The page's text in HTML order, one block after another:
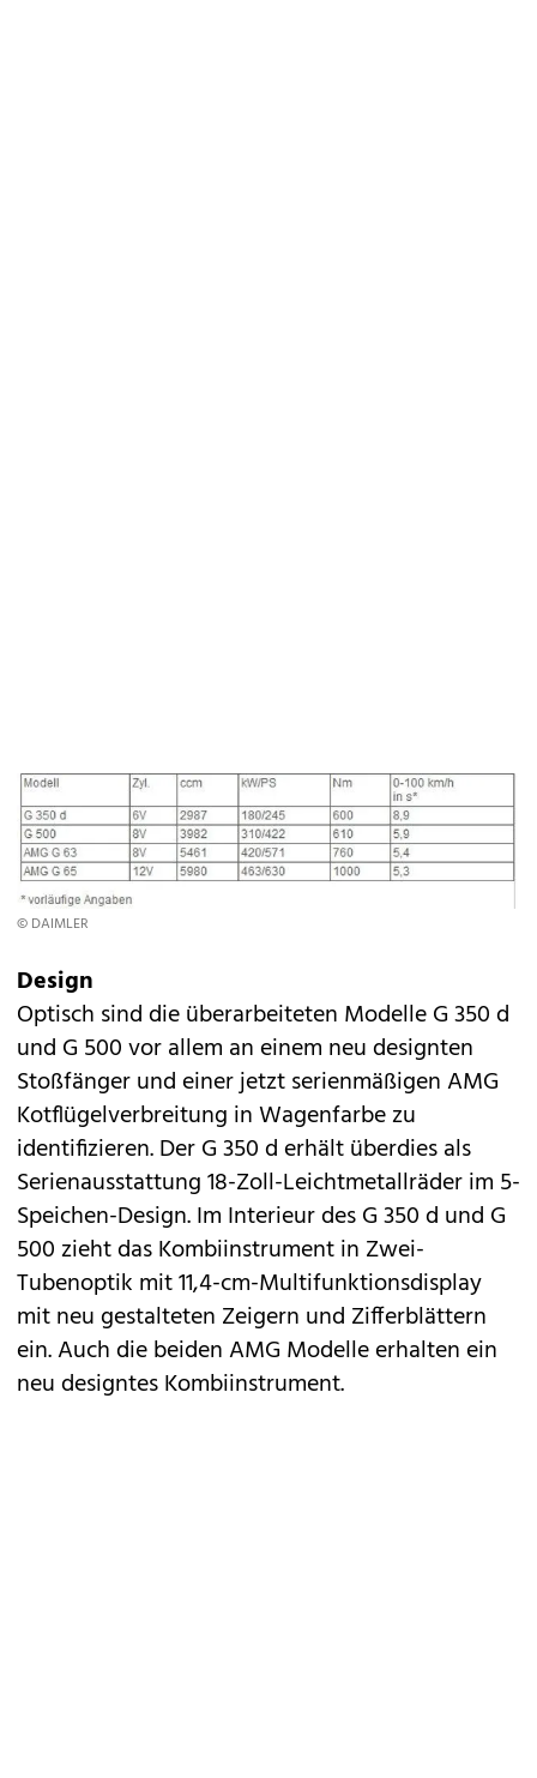
© DAIMLER
Design
Optisch sind die überarbeiteten Modelle G 350 d
und G 500 vor allem an einem neu designten
Stoßfänger und einer jetzt serienmäßigen AMG
Kotflügelverbreitung in Wagenfarbe zu
identifizieren. Der G 350 d erhält überdies als
Serienausstattung 18-Zoll-Leichtmetallräder im 5-
Speichen-Design. Im Interieur des G 350 d und G
500 zieht das Kombiinstrument in Zwei-
Tubenoptik mit 11,4-cm-Multifunktionsdisplay
mit neu gestalteten Zeigern und Zifferblättern
ein. Auch die beiden AMG Modelle erhalten ein
neu designtes Kombiinstrument.